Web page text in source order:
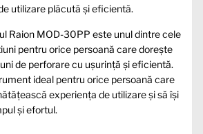
utilizare plăcută și eficientă.
Raion MOD-30PP este unul dintre cele
pentru orice persoană care dorește
de perforare cu ușurință și eficientă.
ideal pentru orice persoană care
experiența de utilizare și să își
și efortul.